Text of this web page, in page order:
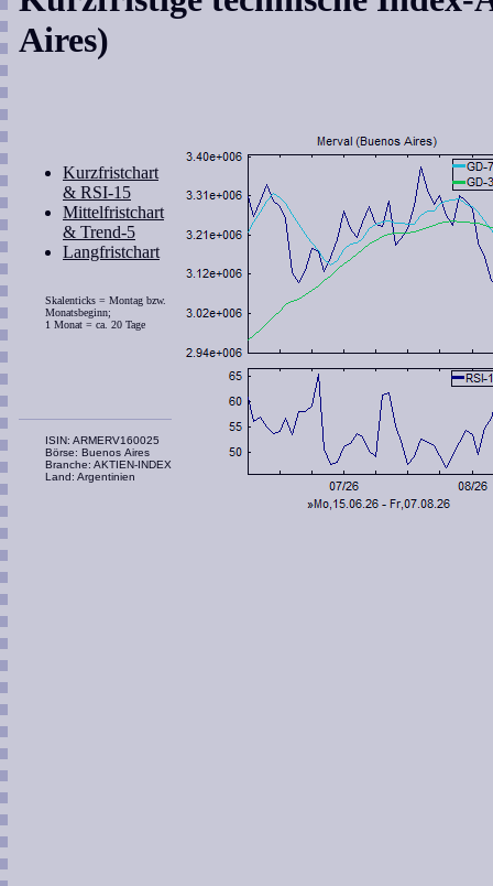
Aires)
Kurzfristchart
& RSI-15
Mittelfristchart
& Trend-5
Langfristchart
Skalenticks = Montag bzw.
Monatsbeginn;
1 Monat = ca. 20 Tage
ISIN: ARMERV160025
Börse: Buenos Aires
Branche: AKTIEN-INDEX
Land: Argentinien